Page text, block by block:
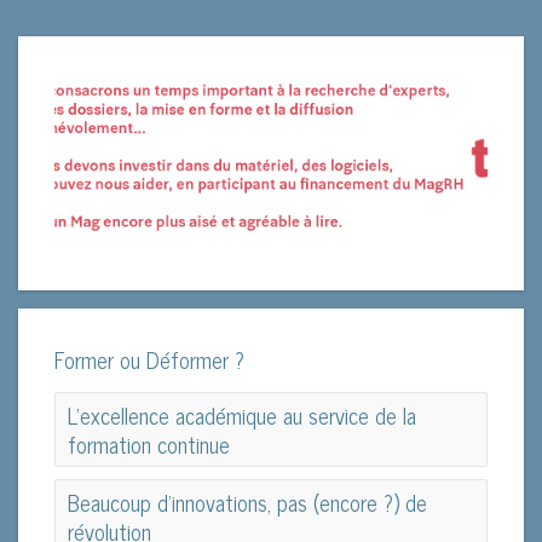
Former ou Déformer ?
L'excellence académique au service de la
formation continue
L'excellence académique au service de la
formation continue
Beaucoup d’innovations, pas (encore ?) de
révolution